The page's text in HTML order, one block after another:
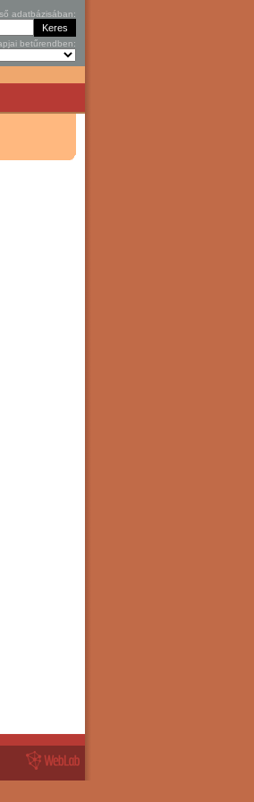
adatbázisában:
betűrendben: